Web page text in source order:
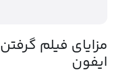
مزایای فیلم
ایفون